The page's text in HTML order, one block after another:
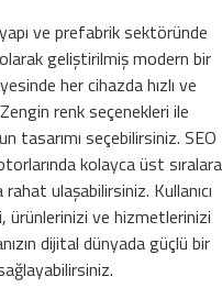
ve prefabrik sektöründe
geliştirilmiş modern bir
her cihazda hızlı ve
renk seçenekleri ile
tasarımı seçebilirsiniz. SEO
kolayca üst sıralara
ulaşabilirsiniz. Kullanıcı
ve hizmetlerinizi
dijital dünyada güçlü bir